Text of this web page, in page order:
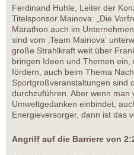
Ferdinand Huhle, Leiter der
Titelsponsor Mainova: „Die
Marathon auch im
sind vom ‚Team Mainova‘
große Strahlkraft weit über
bringen Ideen und Themen ein,
fördern, auch beim Thema
Sportgroßveranstaltungen sind
durchzuführen. Aber wenn man
Umweltgedanken einbindet,
Energieversorger, dann ist das
Angriff auf die Barriere von